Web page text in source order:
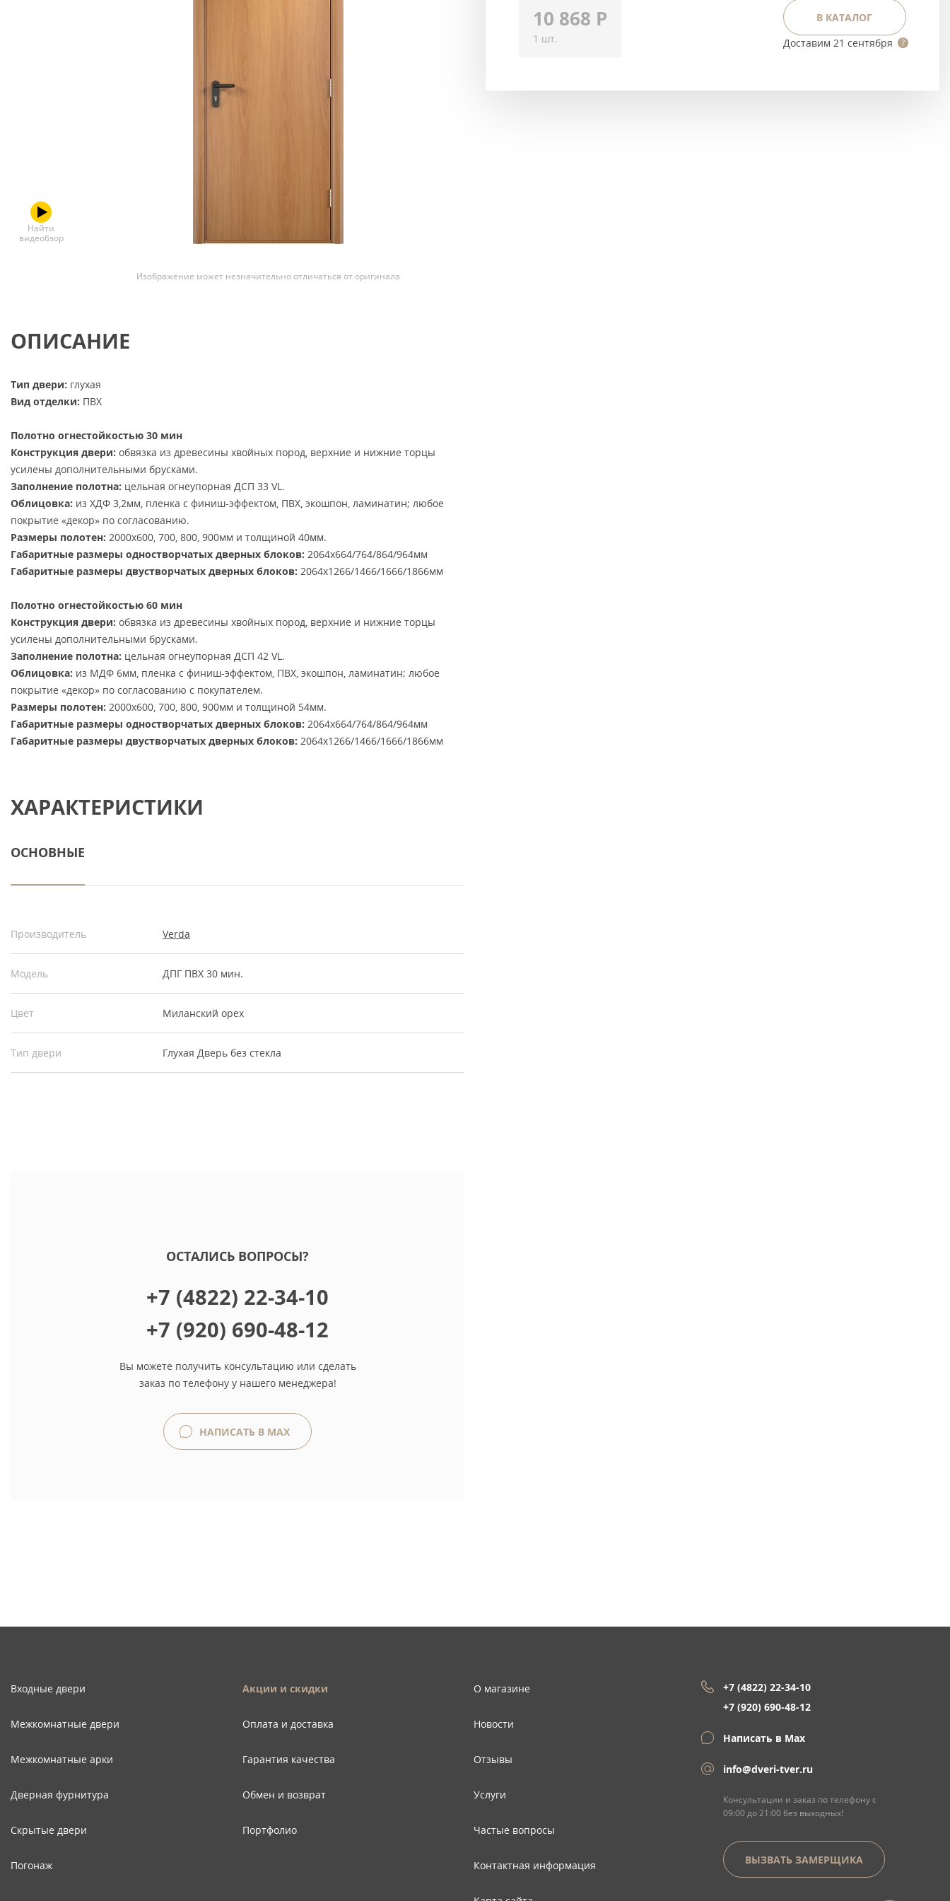
Найти
видеобзор
Изображение может незначительно отличаться от оригинала
ОПИСАНИЕ
Тип двери: глухая
Вид отделки: ПВХ
Полотно огнестойкостью 30 мин
Конструкция двери: обвязка из древесины хвойных пород, верхние и нижние торцы
усилены дополнительными брусками.
Заполнение полотна: цельная огнеупорная ДСП 33 VL.
Облицовка: из ХДФ 3,2мм, пленка с финиш-эффектом, ПВХ, экошпон, ламинатин; любое
покрытие «декор» по согласованию.
Размеры полотен: 2000х600, 700, 800, 900мм и толщиной 40мм.
Габаритные размеры одностворчатых дверных блоков: 2064х664/764/864/964мм
Габаритные размеры двустворчатых дверных блоков: 2064х1266/1466/1666/1866мм
Полотно огнестойкостью 60 мин
Конструкция двери: обвязка из древесины хвойных пород, верхние и нижние торцы
усилены дополнительными брусками.
Заполнение полотна: цельная огнеупорная ДСП 42 VL.
Облицовка: из МДФ 6мм, пленка с финиш-эффектом, ПВХ, экошпон, ламинатин; любое
покрытие «декор» по согласованию с покупателем.
Размеры полотен: 2000х600, 700, 800, 900мм и толщиной 54мм.
Габаритные размеры одностворчатых дверных блоков: 2064х664/764/864/964мм
Габаритные размеры двустворчатых дверных блоков: 2064х1266/1466/1666/1866мм
ХАРАКТЕРИСТИКИ
ОСНОВНЫЕ
Производитель Verda
Модель ДПГ ПВХ 30 мин.
Цвет Миланский орех
Тип двери Глухая Дверь без стекла
ОСТАЛИСЬ ВОПРОСЫ?
+7 (4822) 22-34-10
+7 (920) 690-48-12
Вы можете получить консультацию или сделать
заказ по телефону у нашего менеджера!
НАПИСАТЬ В MAX
10 868 Р
1 шт.
В КАТАЛОГ
Доставим 21 сентября
Входные двери
Межкомнатные двери
Межкомнатные арки
Дверная фурнитура
Скрытые двери
Погонаж
Акции и скидки
Оплата и доставка
Гарантия качества
Обмен и возврат
Портфолио
О магазине
Новости
Отзывы
Услуги
Частые вопросы
Контактная информация
+7 (4822) 22-34-10
+7 (920) 690-48-12
Написать в Max
info@dveri-tver.ru
Консультации и заказ по телефону с
09:00 до 21:00 без выходных!
ВЫЗВАТЬ ЗАМЕРЩИКА